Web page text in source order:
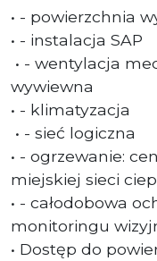
• - powierzchnia
• - instalacja SAP
• - wentylacja
wywiewna
• - klimatyzacja
• - sieć logiczna
• - ogrzewanie:
miejskiej sieci
• - całodobowa
monitoringu
• Dostęp do